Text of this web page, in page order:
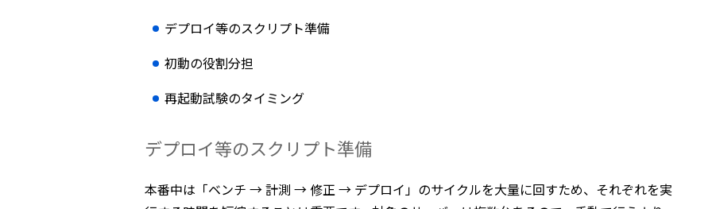
デプロイ等のスクリプト準備
初動の役割分担
再起動試験のタイミング
デプロイ等のスクリプト準備
本番中は「ベンチ → 計測 → 修正 → デプロイ」のサイクルを大量に回すため、それぞれを実